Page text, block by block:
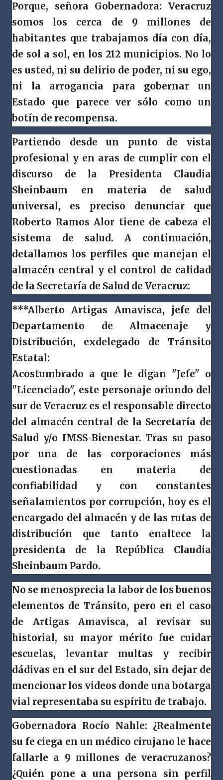
Porque, señora Gobernadora: Veracruz
somos los cerca de 9 millones de
habitantes que trabajamos día con día,
de sol a sol, en los 212 municipios. No lo
es usted, ni su delirio de poder, ni su ego,
ni la arrogancia para gobernar un
Estado que parece ver sólo como un
botín de recompensa.
Partiendo desde un punto de vista
profesional y en aras de cumplir con el
discurso de la Presidenta Claudia
Sheinbaum en materia de salud
universal, es preciso denunciar que
Roberto Ramos Alor tiene de cabeza el
sistema de salud. A continuación,
detallamos los perfiles que manejan el
almacén central y el control de calidad
de la Secretaría de Salud de Veracruz:
***Alberto Artigas Amavisca, jefe del
Departamento de Almacenaje y
Distribución, exdelegado de Tránsito
Estatal:
Acostumbrado a que le digan "Jefe" o
"Licenciado", este personaje oriundo del
sur de Veracruz es el responsable directo
del almacén central de la Secretaría de
Salud y/o IMSS-Bienestar. Tras su paso
por una de las corporaciones más
cuestionadas en materia de
confiabilidad y con constantes
señalamientos por corrupción, hoy es el
encargado del almacén y de las rutas de
distribución que tanto enaltece la
presidenta de la República Claudia
Sheinbaum Pardo.
No se menosprecia la labor de los buenos
elementos de Tránsito, pero en el caso
de Artigas Amavisca, al revisar su
historial, su mayor mérito fue cuidar
escuelas, levantar multas y recibir
dádivas en el sur del Estado, sin dejar de
mencionar los videos donde una botarga
vial representaba su espíritu de trabajo.
Gobernadora Rocío Nahle: ¿Realmente
su fe ciega en un médico cirujano le hace
fallarle a 9 millones de veracruzanos?
¿Quién pone a una persona sin perfil